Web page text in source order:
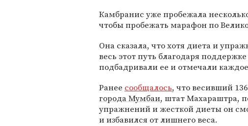
Камбранис уже пробежала
чтобы пробежать марафон по
Она сказала, что хотя диета и
весь этот путь благодаря
подбадривали ее и отмечали
Ранее сообщалось, что весивший
города Мумбаи, штат Махараштра,
упражнений и жесткой диеты он
и избавился от лишнего веса.